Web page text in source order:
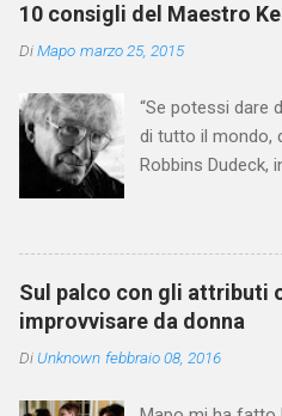
n
c
m
m
e
n
o
10 consigli del Maestro
DiMapo marzo 25, 2015
“Se potessi dare
di tutto il mondo,
Robbins Dudeck,
University di
questa domanda
circa un
cui si trovava
la spedizione alla
Sul palco con gli attributi
improvvisare da donna
DiUnknown febbraio 08, 2016